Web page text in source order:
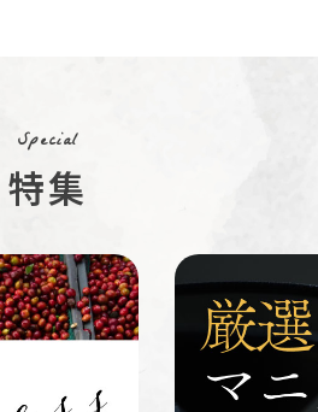
生活雑貨 福袋
ブラジル
ホンジュラ
ス
Special
特集